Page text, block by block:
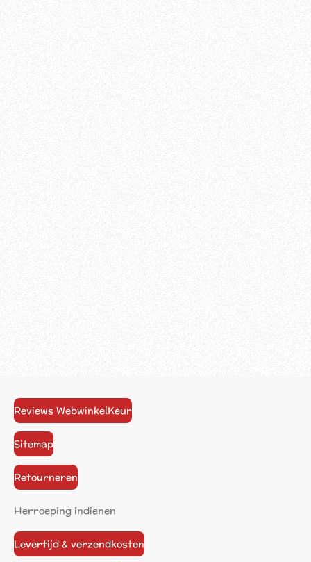
Reviews WebwinkelKeur
Sitemap
Retourneren
Herroeping indienen
Levertijd & verzendkosten